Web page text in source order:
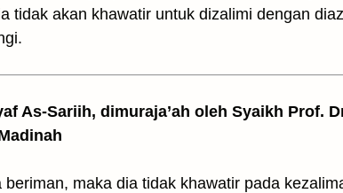
tidak akan khawatir untuk dizalimi dengan
As-Sariih, dimuraja’ah oleh Syaikh Prof.
maka dia tidak khawatir pada